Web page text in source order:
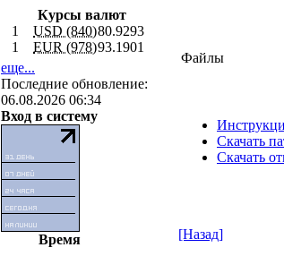
Курсы валют
1
USD (840)80.9293
1
EUR (978)93.1901
еще...
Последние обновление:
06.08.2026 06:34
Вход в систему
Время
Файлы
Скачать
Скачать
[Назад]